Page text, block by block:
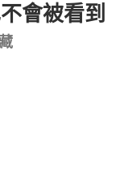
會被看到